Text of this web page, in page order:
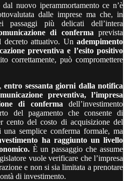
nuovo iperammortamento ce n’è
dalle imprese ma che, in
passaggi più delicati dell’intera
di confermaprevista
decreto attuativo. Un adempimento
preventiva e l’esito positivo
correttamente, può compromettere
entro sessanta giorni dalla notifica
preventiva, l’impresa
di conferma dell’investimento
del pagamento che consente di
cento del costo di acquisizione del
semplice conferma formale, ma
ha raggiunto un livello
È un passaggio che assume
vuole verificare che l’impresa
e non si sia limitata a prenotare
di investimento.